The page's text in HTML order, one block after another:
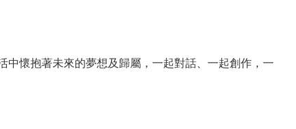
中懷抱著未來的夢想及歸屬，一起對話、一起創作，一